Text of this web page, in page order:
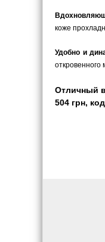
коже
Удобно и
Отличный
504 грн,